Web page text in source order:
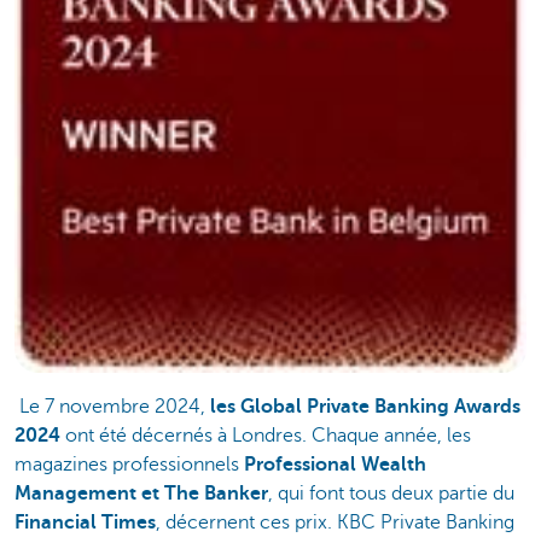
Le 7 novembre 2024, les Global Private Banking Awards
2024 ont été décernés à Londres. Chaque année, les
magazines professionnels Professional Wealth
Management et The Banker, qui font tous deux partie du
Financial Times, décernent ces prix. KBC Private Banking